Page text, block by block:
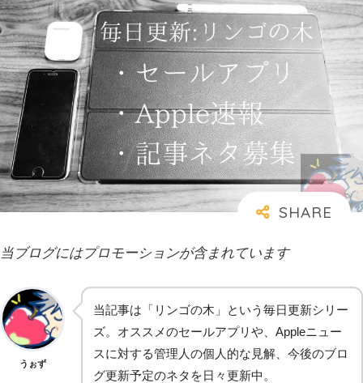
当ブログにはプロモーションが含まれています
うぉず
当記事は「リンゴの木」という毎日更新シリー
ズ。オススメのセールアプリや、Appleニュー
スに対する管理人の個人的な見解、今後のブロ
グ更新予定のネタを日々更新中。